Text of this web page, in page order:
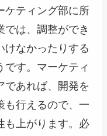
ケティング部に所
では、調整ができ
けなかったりする
です。マーケティ
であれば、開発を
も行えるので、一
も上がります。必